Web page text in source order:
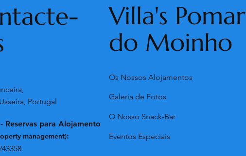
Portugal
Reservas para Alojamento
management):
Villa's Pomar
do Moinho
Os Nossos Alojamentos
Galeria de Fotos
O Nosso Snack-Bar
Eventos Especiais